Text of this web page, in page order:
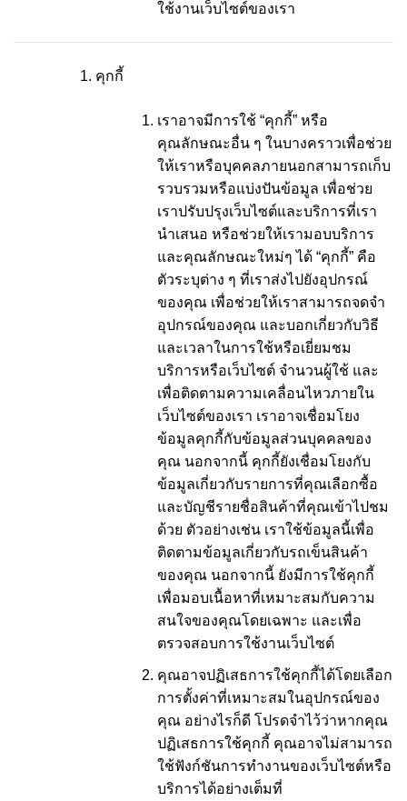
ใช้งานเว็บไซต์ของเรา
คุกกี้
เราอาจมีการใช้ “คุกกี้” หรือ
คุณลักษณะอื่น ๆ ในบางคราวเพื่อช่วย
ให้เราหรือบุคคลภายนอกสามารถเก็บ
รวบรวมหรือแบ่งปันข้อมูล เพื่อช่วย
เราปรับปรุงเว็บไซต์และบริการที่เรา
นำเสนอ หรือช่วยให้เรามอบบริการ
และคุณลักษณะใหม่ๆ ได้ “คุกกี้” คือ
ตัวระบุต่าง ๆ ที่เราส่งไปยังอุปกรณ์
ของคุณ เพื่อช่วยให้เราสามารถจดจำ
อุปกรณ์ของคุณ และบอกเกี่ยวกับวิธี
และเวลาในการใช้หรือเยี่ยมชม
บริการหรือเว็บไซต์ จำนวนผู้ใช้ และ
เพื่อติดตามความเคลื่อนไหวภายใน
เว็บไซต์ของเรา เราอาจเชื่อมโยง
ข้อมูลคุกกี้กับข้อมูลส่วนบุคคลของ
คุณ นอกจากนี้ คุกกี้ยังเชื่อมโยงกับ
ข้อมูลเกี่ยวกับรายการที่คุณเลือกซื้อ
และบัญชีรายชื่อสินค้าที่คุณเข้าไปชม
ด้วย ตัวอย่างเช่น เราใช้ข้อมูลนี้เพื่อ
ติดตามข้อมูลเกี่ยวกับรถเข็นสินค้า
ของคุณ นอกจากนี้ ยังมีการใช้คุกกี้
เพื่อมอบเนื้อหาที่เหมาะสมกับความ
สนใจของคุณโดยเฉพาะ และเพื่อ
ตรวจสอบการใช้งานเว็บไซต์
คุณอาจปฏิเสธการใช้คุกกี้ได้โดยเลือก
การตั้งค่าที่เหมาะสมในอุปกรณ์ของ
คุณ อย่างไรก็ดี โปรดจำไว้ว่าหากคุณ
ปฏิเสธการใช้คุกกี้ คุณอาจไม่สามารถ
ใช้ฟังก์ชันการทำงานของเว็บไซต์หรือ
บริการได้อย่างเต็มที่